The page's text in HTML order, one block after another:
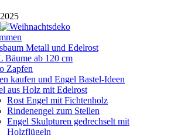
Metall und Edelrost
Bäume ab 120 cm
Zapfen
kaufen und Engel Bastel-Ideen
aus Holz mit Edelrost
Rost Engel mit Fichtenholz
Rindenengel zum Stellen
Engel Skulpturen gedrechselt mit
Holzflügeln